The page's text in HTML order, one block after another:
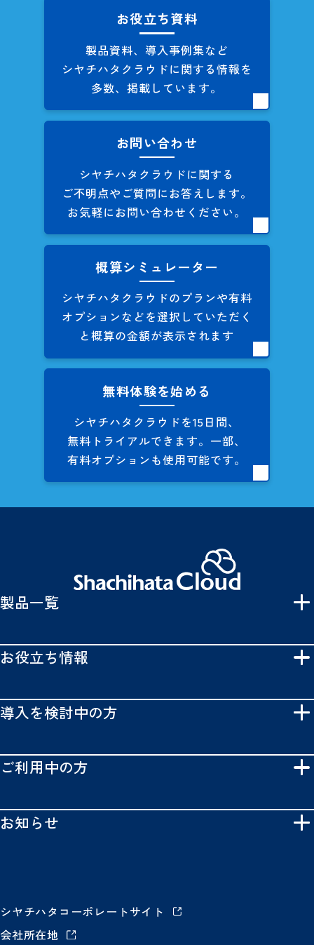
お役立ち資料
製品資料、導入事例集など
シヤチハタクラウドに関する情報を
多数、掲載しています。
お問い合わせ
シヤチハタクラウドに関する
ご不明点やご質問にお答えします。
お気軽にお問い合わせください。
概算シミュレーター
シヤチハタクラウドのプランや有料
オプションなどを選択していただく
と概算の金額が表示されます
無料体験を始める
シヤチハタクラウドを15日間、
無料トライアルできます。 一部、
有料オプションも使用可能です。
製品一覧
お役立ち情報
導入を検討中の方
ご利用中の方
お知らせ
シヤチハタコーポレートサイト
会社所在地